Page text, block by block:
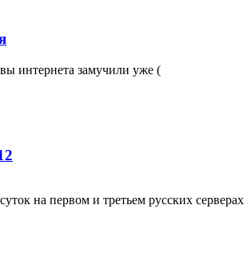
интернета замучили уже (
на первом и третьем русских